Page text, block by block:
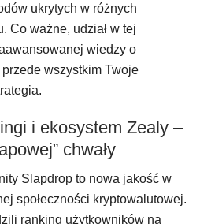
ukrytych w różnych
Co ważne, udział w tej
wiedzy o
wszystkim Twoje
i ekosystem Zealy –
chwały
Slapdrop to nowa jakość w
społeczności kryptowalutowej.
ranking użytkowników na